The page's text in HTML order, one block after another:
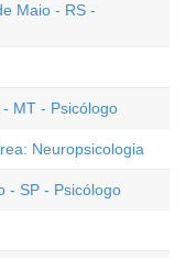
Maio - RS -
MT - Psicólogo
Neuropsicologia
- SP - Psicólogo